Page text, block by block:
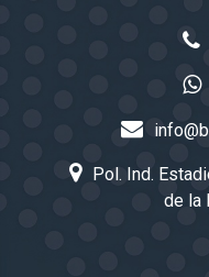
Pol. Ind.
de la